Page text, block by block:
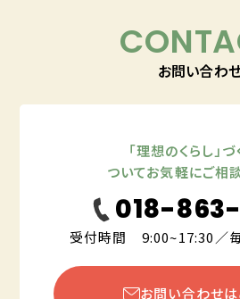
お問い合わ
「理想のくらし」づ
ついてお気軽にご相
018-
受付時間 9:00~17:30／
お問い合わせは